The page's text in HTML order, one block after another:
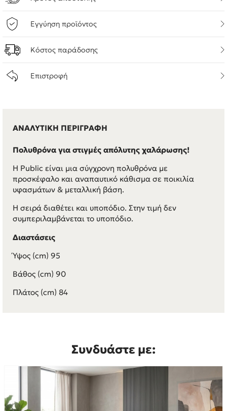
Εγγύηση προϊόντος
Κόστος παράδοσης
Επιστροφή
ΑΝΑΛΥΤΙΚΗ ΠΕΡΙΓΡΑΦΗ
Πολυθρόνα για στιγμές απόλυτης χαλάρωσης!
Η Public είναι μια σύγχρονη πολυθρόνα με
προσκέφαλο και αναπαυτικό κάθισμα σε ποικιλία
υφασμάτων & μεταλλική βάση.
Η σειρά διαθέτει και υποπόδιο. Στην τιμή δεν
συμπεριλαμβάνεται το υποπόδιο.
Διαστάσεις
Ύψος (cm) 95
Βάθος (cm) 90
Πλάτος (cm) 84
Συνδυάστε με: